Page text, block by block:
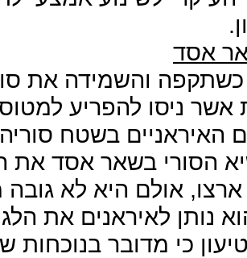
אסד
כשתקפה והשמידה את
ניסו להפריע
האיראניים בשטח
הסורי בשאר אסד את
אולם היא לא
נותן לאיראנים את
כי מדובר בנוכחות